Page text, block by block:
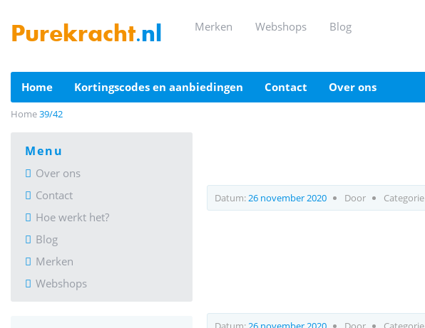
Purekracht.nl merken webshops blog
home kortingscodes en aanbiedingen contact over ons
Home39/42
Datum:26 november 2020 Door Categorie
menu
Over ons
Contact
Hoe werkt het?
Blog
Merken
Webshops